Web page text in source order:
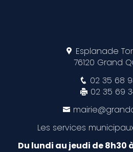
Esplanade
76120 Grand
02 35 68
02 35 69
Les services
Du lundi au jeudi de 8h30 à